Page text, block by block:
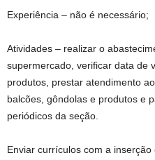
Experiência – não é necessário;
Atividades – realizar o
supermercado, verificar data de
produtos, prestar atendimento
balcões, gôndolas e produtos e
periódicos da seção.
Enviar currículos com a